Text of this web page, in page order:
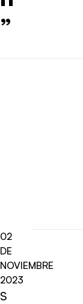
”
02
DE
NOVIEMBRE
2023
S